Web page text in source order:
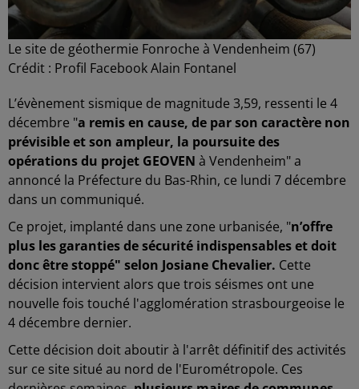
Le site de géothermie Fonroche à Vendenheim (67)
Crédit : Profil Facebook Alain Fontanel
L’évènement sismique de magnitude 3,59, ressenti le 4
décembre "a remis en cause, de par son caractère non
prévisible et son ampleur, la poursuite des
opérations du projet GEOVEN à Vendenheim" a
annoncé la Préfecture du Bas-Rhin, ce lundi 7 décembre
dans un communiqué.
Ce projet, implanté dans une zone urbanisée, "n’offre
plus les garanties de sécurité indispensables et doit
donc être stoppé" selon Josiane Chevalier. Cette
décision intervient alors que trois séismes ont une
nouvelle fois touché l'agglomération strasbourgeoise le
4 décembre dernier.
Cette décision doit aboutir à l'arrêt définitif des activités
sur ce site situé au nord de l'Eurométropole. Ces